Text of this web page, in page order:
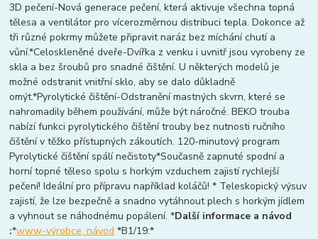
3D pečení-Nová generace pečení, která aktivuje všechna topná
tělesa a ventilátor pro vícerozměrnou distribuci tepla. Dokonce až
tři různé pokrmy můžete připravit naráz bez míchání chutí a
vůní.*Celoskleněné dveře-Dvířka z venku i uvnitř jsou vyrobeny ze
skla a bez šroubů pro snadné čištění. U některých modelů je
možné odstranit vnitřní sklo, aby se dalo důkladně
omýt.*Pyrolytické čištění-Odstranění mastných skvrn, které se
nahromadily během používání, může být náročné. BEKO trouba
nabízí funkci pyrolytického čištění trouby bez nutnosti ručního
čištění v těžko přístupných zákoutích. 120-minutový program
Pyrolytické čištění spálí nečistoty*Současně zapnuté spodní a
horní topné těleso spolu s horkým vzduchem zajistí rychlejší
pečení! Ideální pro přípravu například koláčů! * Teleskopický výsuv
zajistí, že lze bezpečně a snadno vytáhnout plech s horkým jídlem
a vyhnout se náhodnému popálení. *Další informace a návod
:*www-výrobce, návod *B1/19:*